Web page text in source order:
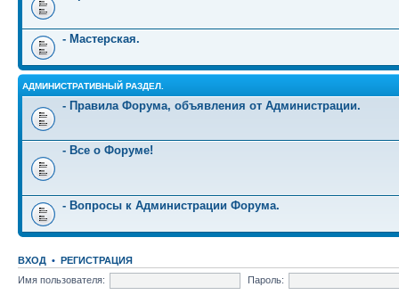
- Мастерская.
АДМИНИСТРАТИВНЫЙ РАЗДЕЛ.
- Правила Форума, объявления от Администрации.
- Все о Форуме!
- Вопросы к Администрации Форума.
ВХОД • РЕГИСТРАЦИЯ
Имя пользователя:
Пароль: